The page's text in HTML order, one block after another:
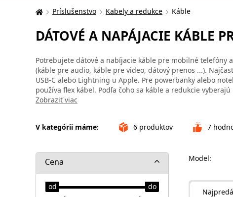
Tu
nachádzate:
Príslušenstvo Kabely a redukce Káble
DÁTOVÉ A NAPÁJACIE KÁBLE
Potrebujete dátové a nabíjacie káble pre mobilné telefóny
(káble pre audio, káble pre video, dátový prenos ...).
USB-C alebo Lightning u Apple. Pre powerbanky alebo
používa flex kábel. Podľa čoho sa káble a redukcie vyberajú
Zobraziť viac
V kategórii máme: 6 produktov 7
Cena Model: